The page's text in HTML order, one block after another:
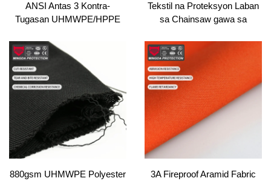
ANSI Antas 3 Kontra-
Tugasan UHMWPE/HPPE
Trabaho, Pagsusuring ng
Bag, OEKO-TEX Certified
Tekstil na Proteksyon Laban
sa Chainsaw gawa sa
Materyales para sa
Seguridad para sa Chainsaw
PPE & Buhos
880gsm UHMWPE Polyester
3A Fireproof Aramid Fabric